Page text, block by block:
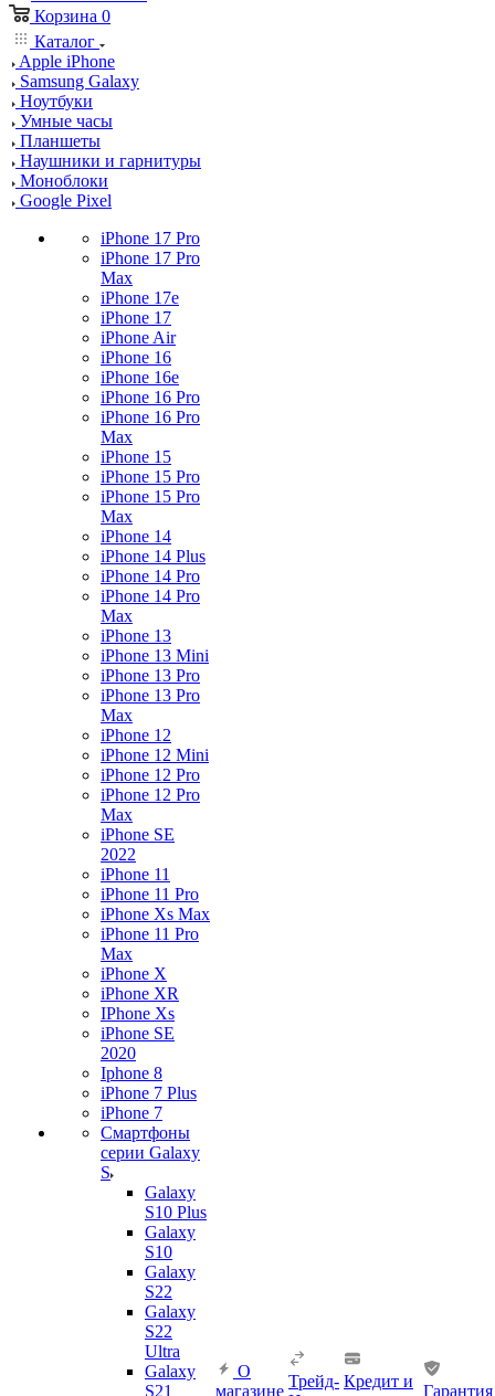
Корзина 0
Каталог
Apple iPhone
Samsung Galaxy
Ноутбуки
Умные часы
Планшеты
Наушники и гарнитуры
Моноблоки
Google Pixel
iPhone 17 Pro
iPhone 17 Pro
Max
iPhone 17e
iPhone 17
iPhone Air
iPhone 16
iPhone 16e
iPhone 16 Pro
iPhone 16 Pro
Max
iPhone 15
iPhone 15 Pro
iPhone 15 Pro
Max
iPhone 14
iPhone 14 Plus
iPhone 14 Pro
iPhone 14 Pro
Max
iPhone 13
iPhone 13 Mini
iPhone 13 Pro
iPhone 13 Pro
Max
iPhone 12
iPhone 12 Mini
iPhone 12 Pro
iPhone 12 Pro
Max
iPhone SE
2022
iPhone 11
iPhone 11 Pro
iPhone Xs Max
iPhone 11 Pro
Max
iPhone X
iPhone XR
IPhone Xs
iPhone SE
2020
Iphone 8
iPhone 7 Plus
iPhone 7
Смартфоны
серии Galaxy
S
Galaxy
S10 Plus
Galaxy
S10
Galaxy
S22
Galaxy
S22
Ultra
Galaxy
S21
О
магазине
Трейд- Кредит и
Гарантия